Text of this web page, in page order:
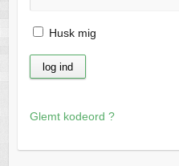
Husk mig
Glemt kodeord ?